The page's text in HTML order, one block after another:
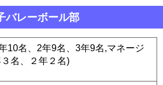
バレーボール部
10名、2年9名、3年9名,マネージ
名、２年２名)